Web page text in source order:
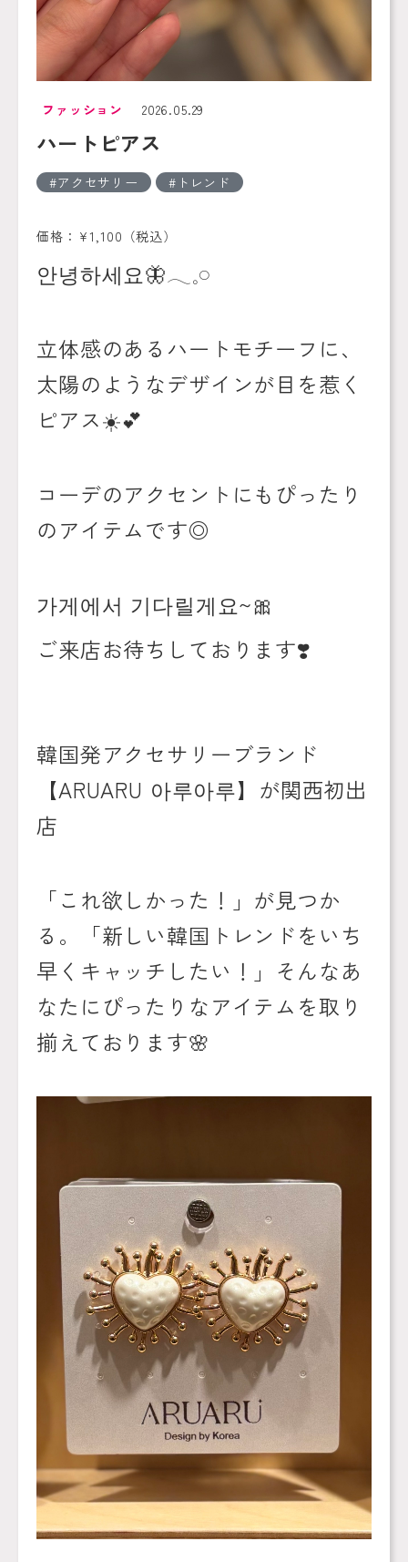
ファッション 2026.05.29
ハートピアス
アクセサリー トレンド
価格：¥1,100（税込）
안녕하세요🦋𓂃𓈒𓏸︎︎︎︎
立体感のあるハートモチーフに、
太陽のようなデザインが目を惹く
ピアス☀️💕
コーデのアクセントにもぴったり
のアイテムです◎
가게에서 기다릴게요~🎀
ご来店お待ちしております❣️
韓国発アクセサリーブランド
【ARUARU 아루아루】が関西初出
店
「これ欲しかった！」が見つか
る。「新しい韓国トレンドをいち
早くキャッチしたい！」そんなあ
なたにぴったりなアイテムを取り
揃えております🌸